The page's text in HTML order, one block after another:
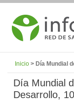
Inicio > Día Mundial
Día Mundial
Desarrollo,